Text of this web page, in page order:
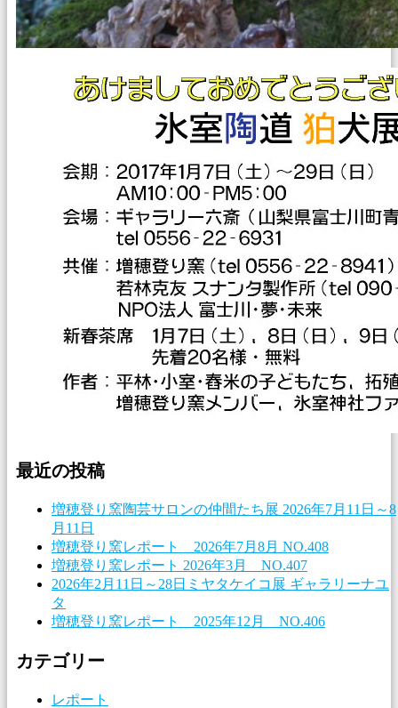
最近の投稿
増穂登り窯陶芸サロンの仲間たち展 2026年7月11日～8
月11日
増穂登り窯レポート 2026年7月8月 NO.408
増穂登り窯レポート 2026年3月 NO.407
2026年2月11日～28日ミヤタケイコ展 ギャラリーナユ
タ
増穂登り窯レポート 2025年12月 NO.406
カテゴリー
レポート